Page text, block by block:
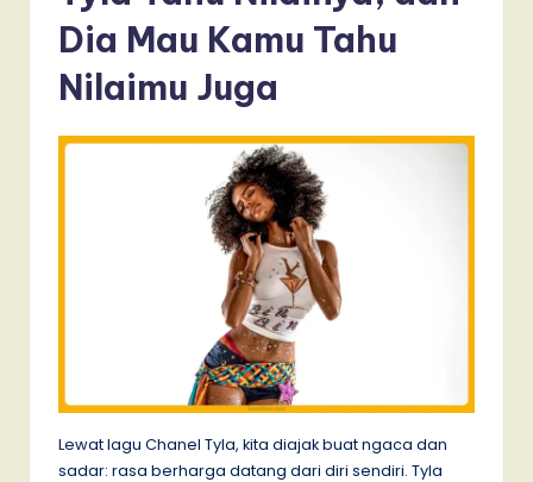
Dia Mau Kamu Tahu
Nilaimu Juga
Lewat lagu Chanel Tyla, kita diajak buat ngaca dan
sadar: rasa berharga datang dari diri sendiri. Tyla